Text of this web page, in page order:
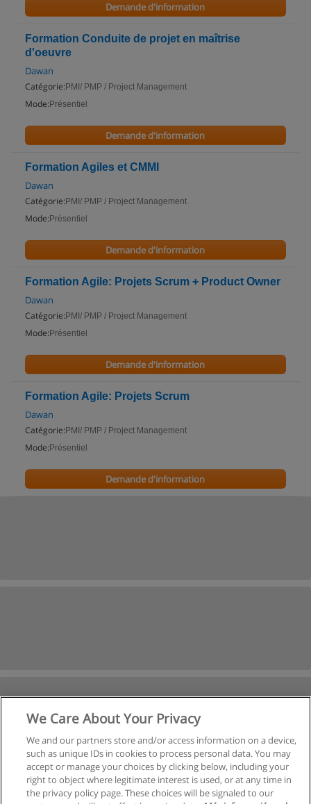
Demande d'information
Formation Conduite de projet en maîtrise
d'oeuvre
Dawan
Catégorie: PMI/ PMP / Project Management
Mode: Présentiel
Demande d'information
Formation Agiles et CMMI
Dawan
Catégorie: PMI/ PMP / Project Management
Mode: Présentiel
Demande d'information
Formation Agile: Projets Scrum + Product Owner
Dawan
Catégorie: PMI/ PMP / Project Management
Mode: Présentiel
Demande d'information
Formation Agile: Projets Scrum
Dawan
Catégorie: PMI/ PMP / Project Management
Mode: Présentiel
Demande d'information
Suivant
We Care About Your Privacy
We and our partners store and/or access information on a device,
such as unique IDs in cookies to process personal data. You may
accept or manage your choices by clicking below, including your
right to object where legitimate interest is used, or at any time in
the privacy policy page. These choices will be signaled to our